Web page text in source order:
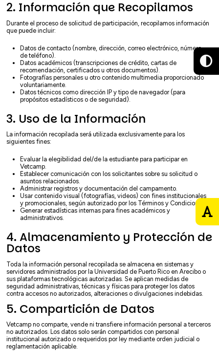
2. Información que Recopilamos
Durante el proceso de solicitud de participación, recopilamos información
que puede incluir:
Datos de contacto (nombre, dirección, correo electrónico, número
de teléfono).
Datos académicos (transcripciones de crédito, cartas de
recomendación, certificados u otros documentos).
Fotografías personales u otro contenido multimedia proporcionado
voluntariamente.
Datos técnicos como dirección IP y tipo de navegador (para
propósitos estadísticos o de seguridad).
3. Uso de la Información
La información recopilada será utilizada exclusivamente para los
siguientes fines:
Evaluar la elegibilidad del/de la estudiante para participar en
Vetcamp.
Establecer comunicación con los solicitantes sobre su solicitud o
asuntos relacionados.
Administrar registros y documentación del campamento.
Usar contenido visual (fotografías, videos) con fines institucionales
y promocionales, según autorizado por los Términos y Condiciones.
Generar estadísticas internas para fines académicos y
administrativos.
4. Almacenamiento y Protección de
Datos
Toda la información personal recopilada se almacena en sistemas y
servidores administrados por la Universidad de Puerto Rico en Arecibo o
sus plataformas tecnológicas autorizadas. Se aplican medidas de
seguridad administrativas, técnicas y físicas para proteger los datos
contra accesos no autorizados, alteraciones o divulgaciones indebidas.
5. Compartición de Datos
Vetcamp no comparte, vende ni transfiere información personal a terceros
no autorizados. Los datos solo serán compartidos con personal
institucional autorizado o requeridos por ley mediante orden judicial o
reglamentación aplicable.